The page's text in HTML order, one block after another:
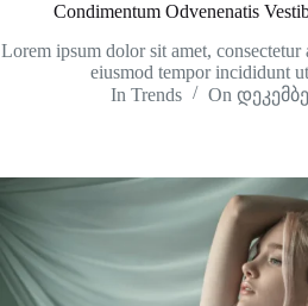
Condimentum Odvenenatis
Lorem ipsum dolor sit amet,
eiusmod tempor incididunt
In Trends On